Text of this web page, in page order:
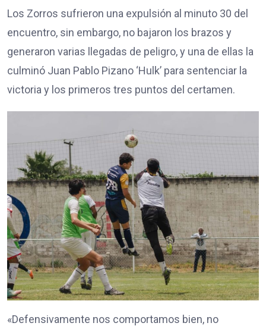
Los Zorros sufrieron una expulsión al minuto 30 del
encuentro, sin embargo, no bajaron los brazos y
generaron varias llegadas de peligro, y una de ellas la
culminó Juan Pablo Pizano ‘Hulk’ para sentenciar la
victoria y los primeros tres puntos del certamen.
«Defensivamente nos comportamos bien, no